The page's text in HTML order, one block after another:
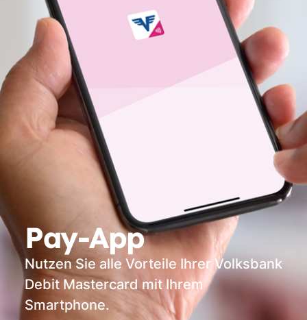
Pay-App
Nutzen Sie alle Vorteile Ihrer Volksbank
Debit Mastercard mit Ihrem
Smartphone.